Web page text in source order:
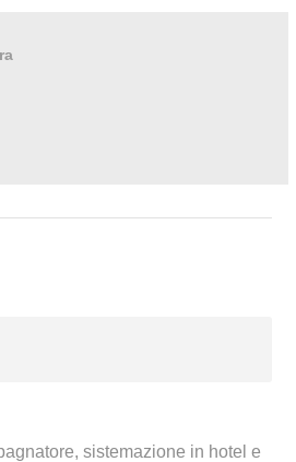
sistemazione in hotel e